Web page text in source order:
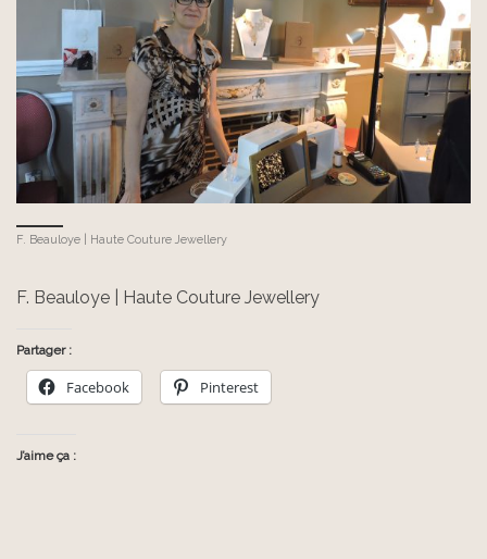
F. Beauloye | Haute Couture Jewellery
F. Beauloye | Haute Couture Jewellery
Partager :
Facebook Pinterest
J’aime ça :